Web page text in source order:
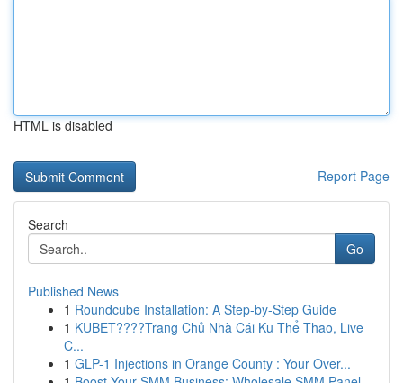
HTML is disabled
Report Page
Search
Go
Published News
1 Roundcube Installation: A Step-by-Step Guide
1 KUBET????️Trang Chủ Nhà Cái Ku Thể Thao, Live
C...
1 GLP-1 Injections in Orange County : Your Over...